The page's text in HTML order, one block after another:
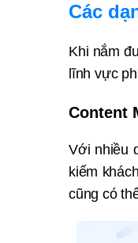
Các
Khi nắm
lĩnh vực
Content
Với nhiều
kiếm
cũng có